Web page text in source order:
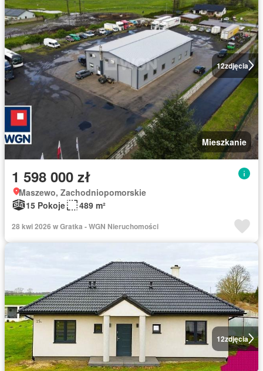
12zdjęcia
Mieszkanie
1 598 000 zł
Maszewo, Zachodniopomorskie
15 Pokoje
489 m²
28 kwi 2026 w Gratka - WGN Nieruchomości
12zdjęcia